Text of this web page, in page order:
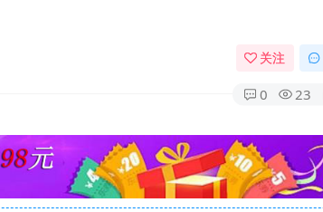
关注
0 23